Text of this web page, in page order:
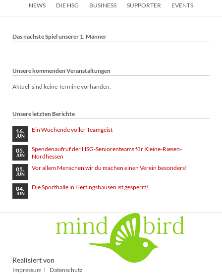
NEWS DIE HSG BUSINESS SUPPORTER EVENTS
Das nächste Spiel unserer 1. Männer
Unsere kommenden Veranstaltungen
Aktuell sind keine Termine vorhanden.
Unsere letzten Berichte
16.
JUN
Ein Wochende voller Teamgeist
05.
JUN
Spendenaufruf der HSG-Seniorenteams für Kleine-Riesen-
Nordhessen
05.
JUN
Vor allem Menschen wir du machen einen Verein besonders!
04.
JUN
Die Sporthalle in Hertingshausen ist gesperrt!
Realisiert von
Navigation
Impressum Datenschutz